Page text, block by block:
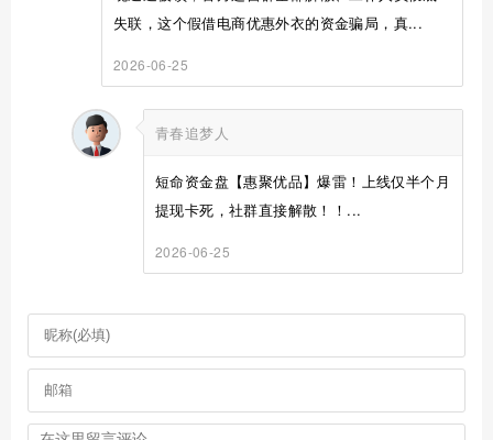
失联，这个假借电商优惠外衣的资金骗局，真...
2026-06-25
青春追梦人
短命资金盘【惠聚优品】爆雷！上线仅半个月
提现卡死，社群直接解散！！...
2026-06-25